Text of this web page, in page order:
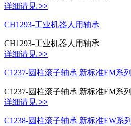
详细请见 >>
CH1293-工业机器人用轴承
CH1293-工业机器人用轴承
详细请见 >>
C1237-圆柱滚子轴承 新标准EM系列
C1237-圆柱滚子轴承 新标准EM系列
详细请见 >>
C1238-圆柱滚子轴承 新标准EW系列